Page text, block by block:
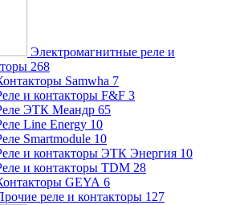
Электромагнитные реле и
268
Samwha 7
и контакторы F&F 3
ЭТК Меандр 65
Line Energy 10
Smartmodule 10
и контакторы ЭТК Энергия 10
и контакторы TDM 28
GEYA 6
реле и контакторы 127